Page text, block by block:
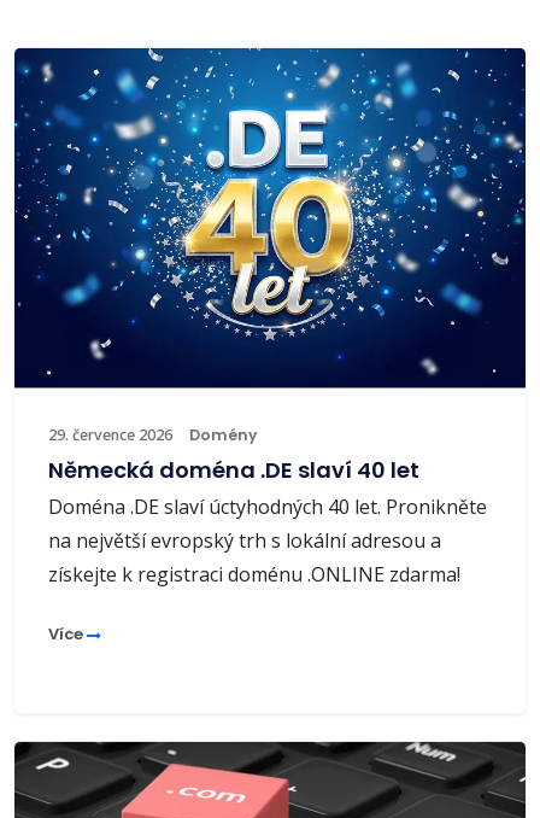
29. července 2026 Domény
Německá doména .DE slaví 40 let
Doména .DE slaví úctyhodných 40 let. Pronikněte
na největší evropský trh s lokální adresou a
získejte k registraci doménu .ONLINE zdarma!
Více